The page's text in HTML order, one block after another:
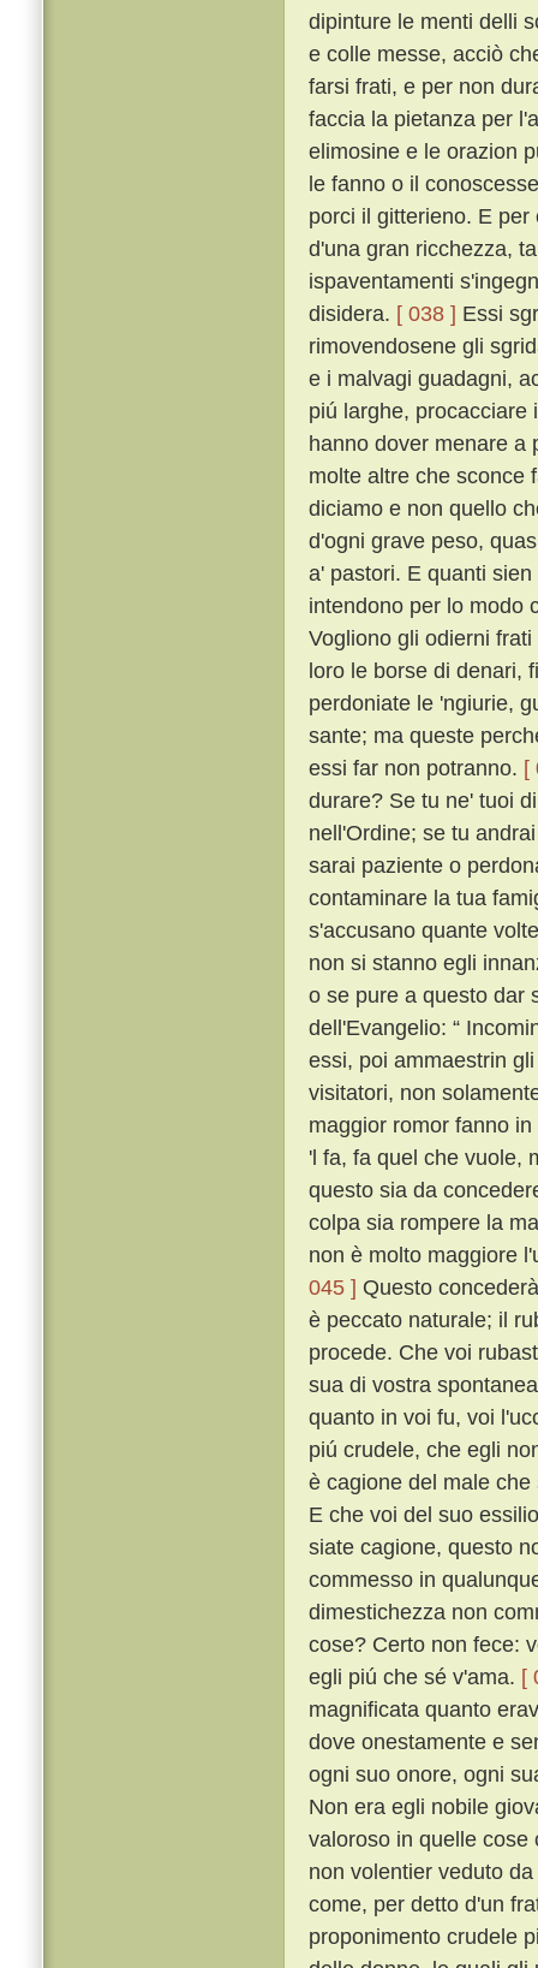
dipinture le menti delli
e colle messe, acciò
farsi frati, e per non
faccia la pietanza per
elimosine e le orazion
le fanno o il
porci il gitterieno. E
d'una gran ricchezza,
ispaventamenti
disidera. [ 038 ] Essi
rimovendosene gli
e i malvagi guadagni,
piú larghe, procacciare
hanno dover menare
molte altre che sconce
diciamo e non quello
d'ogni grave peso,
a' pastori. E quanti
intendono per lo modo
Vogliono gli odierni
loro le borse di denari,
perdoniate le 'ngiurie,
sante; ma queste
essi far non potranno. [
durare? Se tu ne' tuoi
nell'Ordine; se tu
sarai paziente o
contaminare la tua
s'accusano quante
non si stanno egli
o se pure a questo dar
dell'Evangelio: “
essi, poi ammaestrin
visitatori, non
maggior romor fanno
'l fa, fa quel che vuole,
questo sia da
colpa sia rompere la
non è molto maggiore
045 ] Questo
è peccato naturale; il
procede. Che voi
sua di vostra
quanto in voi fu, voi
piú crudele, che egli
è cagione del male
E che voi del suo
siate cagione, questo
commesso in
dimestichezza non
cose? Certo non fece:
egli piú che sé v'ama. [
magnificata quanto
dove onestamente e
ogni suo onore, ogni
Non era egli nobile
valoroso in quelle cose
non volentier veduto
come, per detto d'un
proponimento crudele